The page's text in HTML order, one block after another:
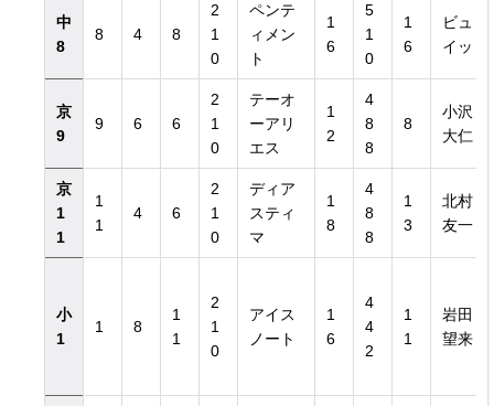
中
8
8 4 8
2
1
0
ペンテ
ィメン
ト
1
6
5
1
0
1
6
ビュ
イッ
京
9
9 6 6
2
1
0
テーオ
ーアリ
エス
1
2
4
8
8
8
小沢
大仁
京
1
1
1
1
4 6
2
1
0
ディア
スティ
マ
1
8
4
8
8
1
3
北村
友一
小
1
1 8
1
1
2
1
0
アイス
ノート
1
6
4
4
2
1
1
岩田
望来